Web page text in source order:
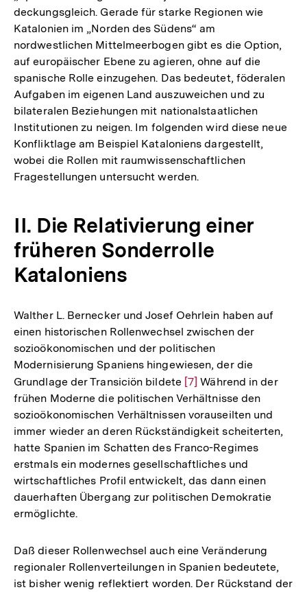
deckungsgleich. Gerade für starke Regionen wie
Katalonien im „Norden des Südens“ am
nordwestlichen Mittelmeerbogen gibt es die Option,
auf europäischer Ebene zu agieren, ohne auf die
spanische Rolle einzugehen. Das bedeutet, föderalen
Aufgaben im eigenen Land auszuweichen und zu
bilateralen Beziehungen mit nationalstaatlichen
Institutionen zu neigen. Im folgenden wird diese neue
Konfliktlage am Beispiel Kataloniens dargestellt,
wobei die Rollen mit raumwissenschaftlichen
Fragestellungen untersucht werden.
II. Die Relativierung einer
früheren Sonderrolle
Kataloniens
Walther L. Bernecker und Josef Oehrlein haben auf
einen historischen Rollenwechsel zwischen der
sozioökonomischen und der politischen
Modernisierung Spaniens hingewiesen, der die
Grundlage der Transiciön bildete Zur
Auflösung
der
Fußnote
[7] Während in der
frühen Moderne die politischen Verhältnisse den
sozioökonomischen Verhältnissen vorauseilten und
immer wieder an deren Rückständigkeit scheiterten,
hatte Spanien im Schatten des Franco-Regimes
erstmals ein modernes gesellschaftliches und
wirtschaftliches Profil entwickelt, das dann einen
dauerhaften Übergang zur politischen Demokratie
ermöglichte.
Daß dieser Rollenwechsel auch eine Veränderung
regionaler Rollenverteilungen in Spanien bedeutete,
ist bisher wenig reflektiert worden. Der Rückstand der